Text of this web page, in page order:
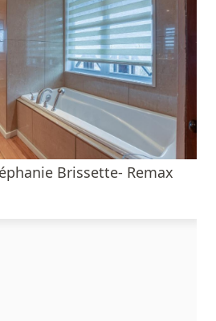
Brissette- Remax